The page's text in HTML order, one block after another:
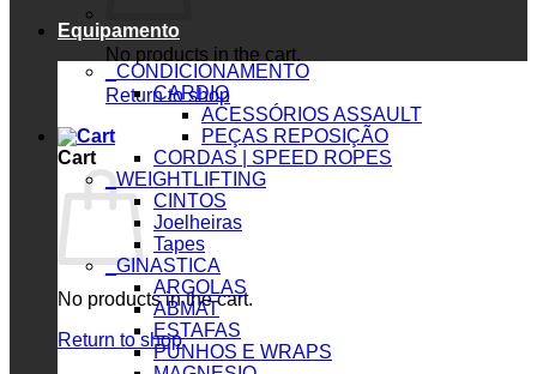
No products in the cart.
Return to shop
Cart
No products in the cart.
Return to shop
Equipamento
_CONDICIONAMENTO
CARDIO
ACESSÓRIOS ASSAULT
PEÇAS REPOSIÇÃO
CORDAS | SPEED ROPES
_WEIGHTLIFTING
CINTOS
Joelheiras
Tapes
_GINASTICA
ARGOLAS
ABMAT
ESTAFAS
PUNHOS E WRAPS